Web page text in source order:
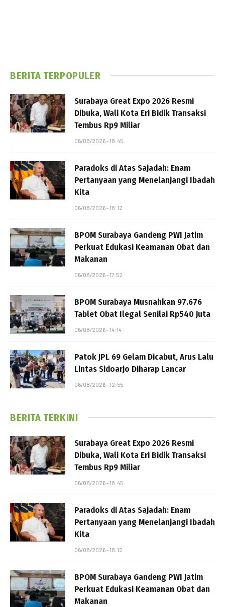
BERITA TERPOPULER
Surabaya Great Expo 2026 Resmi
Dibuka, Wali Kota Eri Bidik Transaksi
Tembus Rp9 Miliar
06/08/2026 - 18:45
Paradoks di Atas Sajadah: Enam
Pertanyaan yang Menelanjangi Ibadah
Kita
06/08/2026 - 18:12
BPOM Surabaya Gandeng PWI Jatim
Perkuat Edukasi Keamanan Obat dan
Makanan
06/08/2026 - 17:52
BPOM Surabaya Musnahkan 97.676
Tablet Obat Ilegal Senilai Rp540 Juta
06/08/2026 - 14:14
Patok JPL 69 Gelam Dicabut, Arus Lalu
Lintas Sidoarjo Diharap Lancar
06/08/2026 - 12:55
BERITA TERKINI
Surabaya Great Expo 2026 Resmi
Dibuka, Wali Kota Eri Bidik Transaksi
Tembus Rp9 Miliar
06/08/2026 - 18:45
Paradoks di Atas Sajadah: Enam
Pertanyaan yang Menelanjangi Ibadah
Kita
06/08/2026 - 18:12
BPOM Surabaya Gandeng PWI Jatim
Perkuat Edukasi Keamanan Obat dan
Makanan